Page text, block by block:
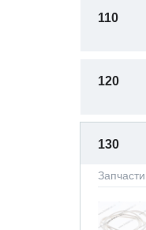
110
120
130